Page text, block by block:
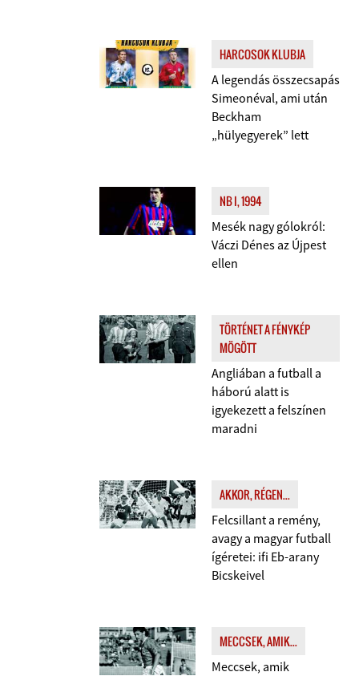
HARCOSOK KLUBJA
A legendás összecsapás
Simeonéval, ami után
Beckham
„hülyegyerek” lett
NB I, 1994
Mesék nagy gólokról:
Váczi Dénes az Újpest
ellen
TÖRTÉNET A FÉNYKÉP
MÖGÖTT
Angliában a futball a
háború alatt is
igyekezett a felszínen
maradni
AKKOR, RÉGEN...
Felcsillant a remény,
avagy a magyar futball
ígéretei: ifi Eb-arany
Bicskeivel
MECCSEK, AMIK...
Meccsek, amik